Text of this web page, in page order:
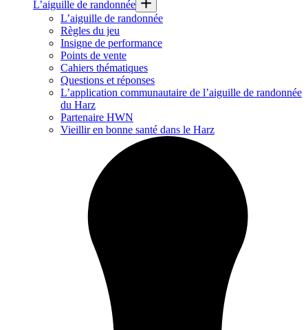
L’aiguille de randonnée
L’aiguille de randonnée
Règles du jeu
Insigne de performance
Points de vente
Cahiers thématiques
Questions et réponses
L’application communautaire de l’aiguille de randonnée
du Harz
Partenaire HWN
Vieillir en bonne santé dans le Harz